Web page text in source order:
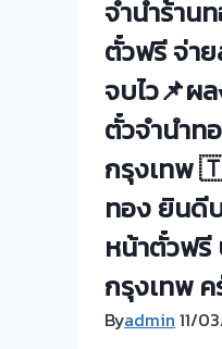
ถึง
โรง
ร้าน
ทอง
ปร
ตั๋ว
ฟรี
จ่าย
เงิน
ทันที
ไม่
จำนำร้าน
ตั๋วฟรี จ่า
จบไว📌ผ
ตั๋วจำนำท
กรุงเทพ
ทอง ยินดี
หน้าตั๋วฟ
กรุงเทพ ค
Byadmin 11/